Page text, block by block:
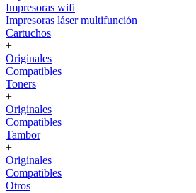
Impresoras wifi
Impresoras láser multifunción
Cartuchos
+
Originales
Compatibles
Toners
+
Originales
Compatibles
Tambor
+
Originales
Compatibles
Otros